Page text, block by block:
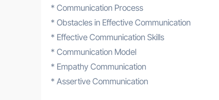
* Communication Process
* Obstacles in Effective Communication
* Effective Communication Skills
* Communication Model
* Empathy Communication
* Assertive Communication